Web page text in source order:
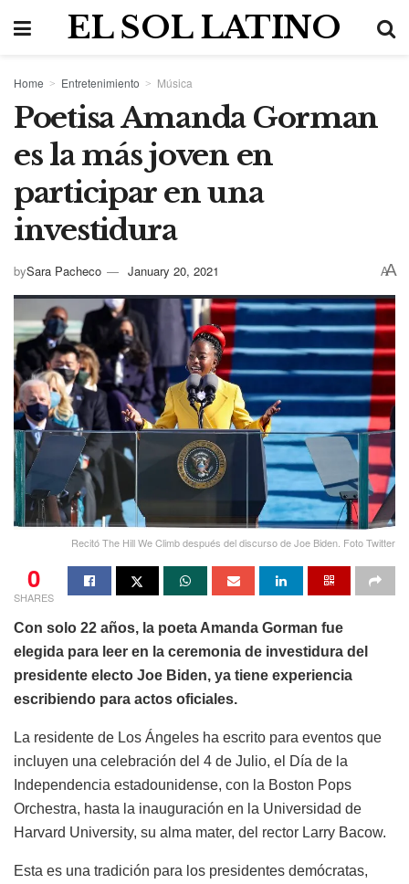
EL SOL LATINO
Home Entretenimiento Música
Poetisa Amanda Gorman
es la más joven en
participar en una
investidura
bySara Pacheco January 20, 2021 AA
Recitó The Hill We Climb después del discurso de Joe Biden. Foto Twitter
0
SHARES
Con solo 22 años, la poeta Amanda Gorman fue
elegida para leer en la ceremonia de investidura del
presidente electo Joe Biden, ya tiene experiencia
escribiendo para actos oficiales.
La residente de Los Ángeles ha escrito para eventos que
incluyen una celebración del 4 de Julio, el Día de la
Independencia estadounidense, con la Boston Pops
Orchestra, hasta la inauguración en la Universidad de
Harvard University, su alma mater, del rector Larry Bacow.
Esta es una tradición para los presidentes demócratas,